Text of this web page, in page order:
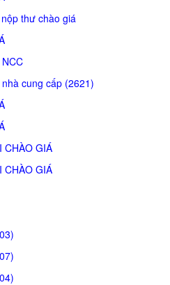
thư chào giá
cung cấp (2621)
CHÀO GIÁ
CHÀO GIÁ